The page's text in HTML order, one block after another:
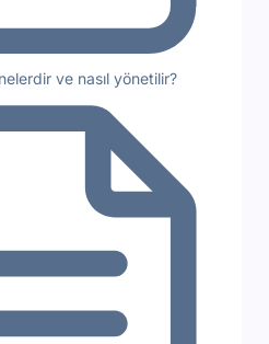
ve nasıl yönetilir?